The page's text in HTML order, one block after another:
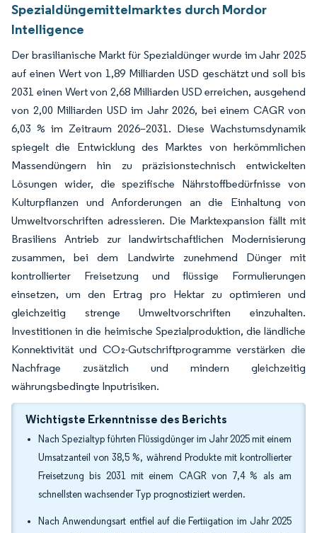
Spezialdüngemittelmarktes durch Mordor
Intelligence
Der brasilianische Markt für Spezialdünger wurde im Jahr 2025
auf einen Wert von 1,89 Milliarden USD geschätzt und soll bis
2031 einen Wert von 2,68 Milliarden USD erreichen, ausgehend
von 2,00 Milliarden USD im Jahr 2026, bei einem CAGR von
6,03 % im Zeitraum 2026–2031. Diese Wachstumsdynamik
spiegelt die Entwicklung des Marktes von herkömmlichen
Massendüngern hin zu präzisionstechnisch entwickelten
Lösungen wider, die spezifische Nährstoffbedürfnisse von
Kulturpflanzen und Anforderungen an die Einhaltung von
Umweltvorschriften adressieren. Die Marktexpansion fällt mit
Brasiliens Antrieb zur landwirtschaftlichen Modernisierung
zusammen, bei dem Landwirte zunehmend Dünger mit
kontrollierter Freisetzung und flüssige Formulierungen
einsetzen, um den Ertrag pro Hektar zu optimieren und
gleichzeitig strenge Umweltvorschriften einzuhalten.
Investitionen in die heimische Spezialproduktion, die ländliche
Konnektivität und CO₂-Gutschriftprogramme verstärken die
Nachfrage zusätzlich und mindern gleichzeitig
währungsbedingte Inputrisiken.
Wichtigste Erkenntnisse des Berichts
Nach Spezialtyp führten Flüssigdünger im Jahr 2025 mit einem
Umsatzanteil von 38,5 %, während Produkte mit kontrollierter
Freisetzung bis 2031 mit einem CAGR von 7,4 % als am
schnellsten wachsender Typ prognostiziert werden.
Nach Anwendungsart entfiel auf die Fertiigation im Jahr 2025